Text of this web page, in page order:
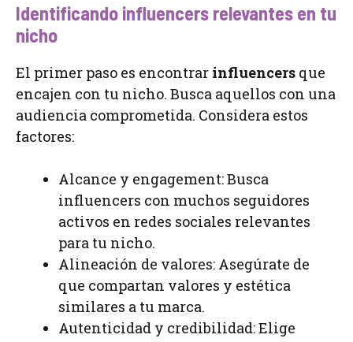
Identificando influencers relevantes en tu
nicho
El primer paso es encontrar influencers que
encajen con tu nicho. Busca aquellos con una
audiencia comprometida. Considera estos
factores:
Alcance y engagement: Busca
influencers con muchos seguidores
activos en redes sociales relevantes
para tu nicho.
Alineación de valores: Asegúrate de
que compartan valores y estética
similares a tu marca.
Autenticidad y credibilidad: Elige